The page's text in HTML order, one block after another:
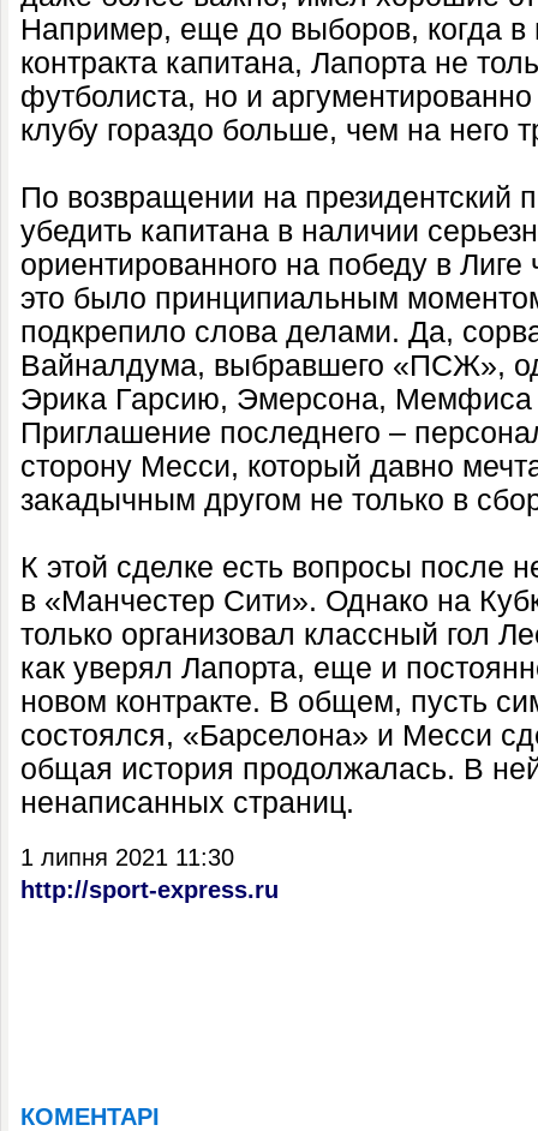
Например, еще до выборов, когда в
контракта капитана, Лапорта не
футболиста, но и
клубу гораздо больше, чем на него
По возвращении на президентский
убедить капитана в наличии
ориентированного на победу в
это было принципиальным
подкрепило слова делами. Да,
Вайналдума, выбравшего «ПСЖ»,
Эрика Гарсию, Эмерсона, Мемфиса
Приглашение последнего –
сторону Месси, который давно
закадычным другом не только в
К этой сделке есть вопросы после
в «Манчестер Сити». Однако на
только организовал классный гол
как уверял Лапорта, еще и
новом контракте. В общем, пусть
состоялся, «Барселона» и Месси
общая история продолжалась. В
ненаписанных страниц.
1 липня 2021 11:30
http://sport-express.ru
КОМЕНТАРІ